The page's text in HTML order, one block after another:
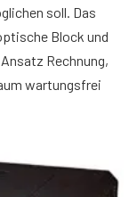
soll. Das
Block und
Rechnung,
wartungsfrei